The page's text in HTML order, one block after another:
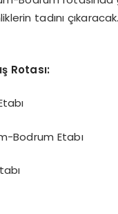
tadını çıkaracak.
Rotası:
Bodrum Etabı